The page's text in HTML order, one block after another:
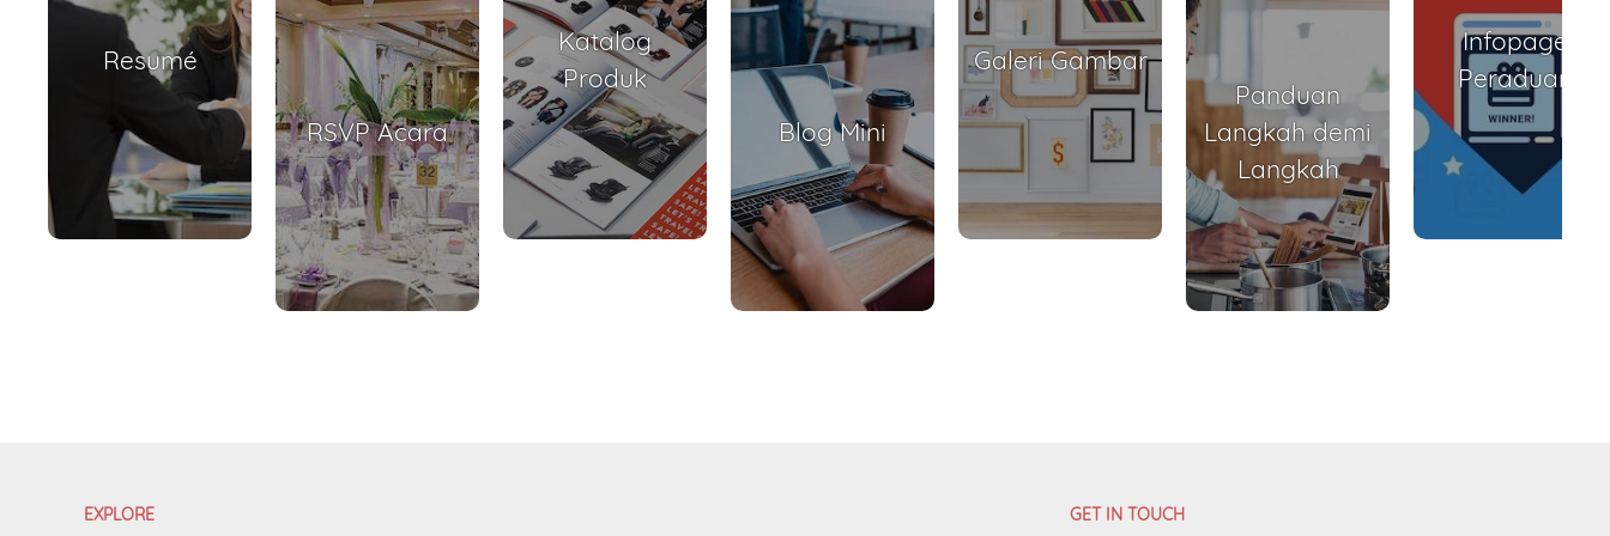
Resumé
RSVP Acara
Katalog
Produk
Blog Mini
Galeri Gambar
Panduan
Langkah demi
Langkah
Infopage
Peraduan
EXPLORE GET IN TOUCH